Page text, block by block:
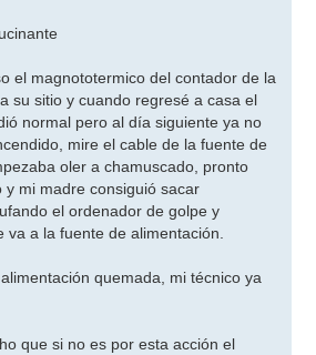
el magnototermico del contador de la
su sitio y cuando regresé a casa el
normal pero al día siguiente ya no
mire el cable de la fuente de
oler a chamuscado, pronto
y mi madre consiguió sacar
el ordenador de golpe y
va a la fuente de alimentación.
quemada, mi técnico ya
que si no es por esta acción el